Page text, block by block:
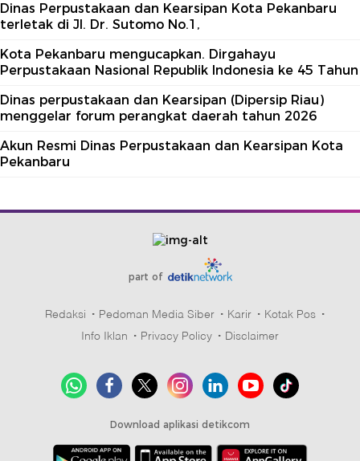
Dinas Perpustakaan dan Kearsipan Kota Pekanbaru
terletak di Jl. Dr. Sutomo No.1,
Kota Pekanbaru mengucapkan. Dirgahayu
Perpustakaan Nasional Republik Indonesia ke 45 Tahun
Dinas perpustakaan dan Kearsipan (Dipersip Riau)
menggelar forum perangkat daerah tahun 2026
Akun Resmi Dinas Perpustakaan dan Kearsipan Kota
Pekanbaru
part of
Redaksi Pedoman Media Siber Karir
Kotak Pos
Info Iklan
Privacy Policy Disclaimer
Download aplikasi detikcom